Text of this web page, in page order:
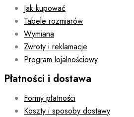
Jak kupować
Tabele rozmiarów
Wymiana
Zwroty i reklamacje
Program lojalnościowy
Płatności i dostawa
Formy płatności
Koszty i sposoby dostawy